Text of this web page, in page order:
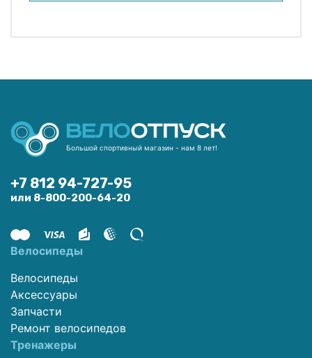
Большой спортивный магазин - нам 8 лет!
+7 812 94-727-95
или 8-800-200-64-20
Велосипеды
Велосипеды
Аксессуары
Запчасти
Ремонт велосипедов
Тренажеры